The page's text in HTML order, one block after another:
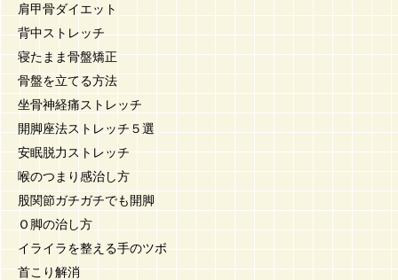
肩甲骨ダイエット
背中ストレッチ
寝たまま骨盤矯正
骨盤を立てる方法
坐骨神経痛ストレッチ
開脚座法ストレッチ５選
安眠脱力ストレッチ
喉のつまり感治し方
股関節ガチガチでも開脚
Ｏ脚の治し方
イライラを整える手のツボ
首こり解消